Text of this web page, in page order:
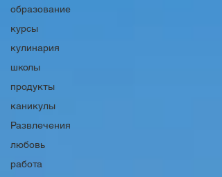
образование
курсы
кулинария
школы
продукты
каникулы
Развлечения
любовь
работа